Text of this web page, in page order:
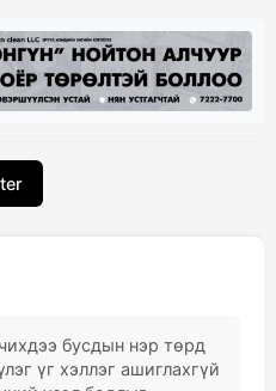
бусдын нэр төрд
үг хэллэг ашиглахгүй